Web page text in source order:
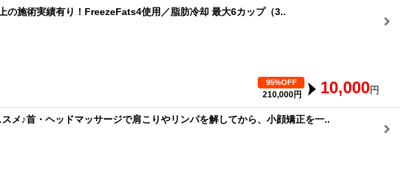
施術実績有り！FreezeFats4使用／脂肪冷却 最大6カップ（3..
95%OFF
210,000円 10,000円
メ♪首・ヘッドマッサージで肩こりやリンパを解してから、小顔矯正を一..